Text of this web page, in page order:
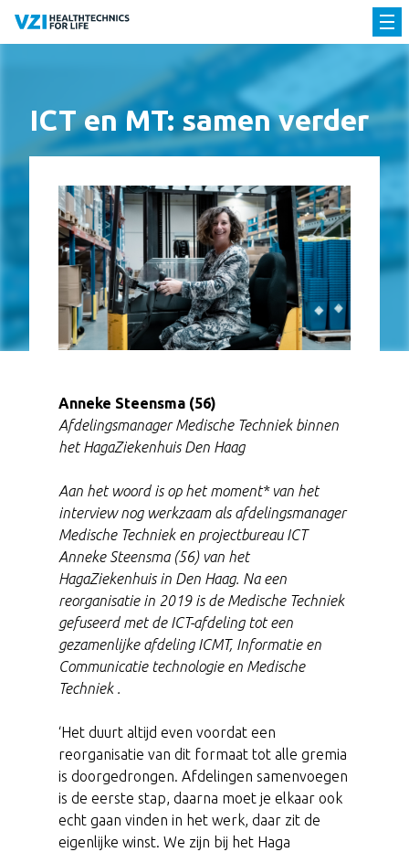
ICT en MT: samen verder
Anneke Steensma (56)
Afdelingsmanager Medische Techniek binnen
het HagaZiekenhuis Den Haag
Aan het woord is op het moment* van het
interview nog werkzaam als afdelingsmanager
Medische Techniek en projectbureau ICT
Anneke Steensma (56) van het
HagaZiekenhuis in Den Haag. Na een
reorganisatie in 2019 is de Medische Techniek
gefuseerd met de ICT-afdeling tot een
gezamenlijke afdeling ICMT, Informatie en
Communicatie technologie en Medische
Techniek .
‘Het duurt altijd even voordat een
reorganisatie van dit formaat tot alle gremia
is doorgedrongen. Afdelingen samenvoegen
is de eerste stap, daarna moet je elkaar ook
echt gaan vinden in het werk, daar zit de
eigenlijke winst. We zijn bij het Haga